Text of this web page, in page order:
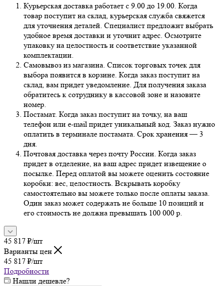
Курьерская доставка работает с 9.00 до 19.00. Когда
товар поступит на склад, курьерская служба свяжется
для уточнения деталей. Специалист предложит выбрать
удобное время доставки и уточнит адрес. Осмотрите
упаковку на целостность и соответствие указанной
комплектации.
Самовывоз из магазина. Список торговых точек для
выбора появится в корзине. Когда заказ поступит на
склад, вам придет уведомление. Для получения заказа
обратитесь к сотруднику в кассовой зоне и назовите
номер.
Постамат. Когда заказ поступит на точку, на ваш
телефон или e-mail придет уникальный код. Заказ нужно
оплатить в терминале постамата. Срок хранения — 3
дня.
Почтовая доставка через почту России. Когда заказ
придет в отделение, на ваш адрес придет извещение о
посылке. Перед оплатой вы можете оценить состояние
коробки: вес, целостность. Вскрывать коробку
самостоятельно вы можете только после оплаты заказа.
Один заказ может содержать не больше 10 позиций и
его стоимость не должна превышать 100 000 р.
45 817 ₽/шт
Варианты цен
45 817 ₽/шт
Подробности
Нашли дешевле?